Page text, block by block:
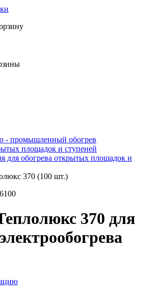
- промышленный обогрев
площадок и ступеней
для обогрева открытых площадок и
370 (100 шт.)
370 для